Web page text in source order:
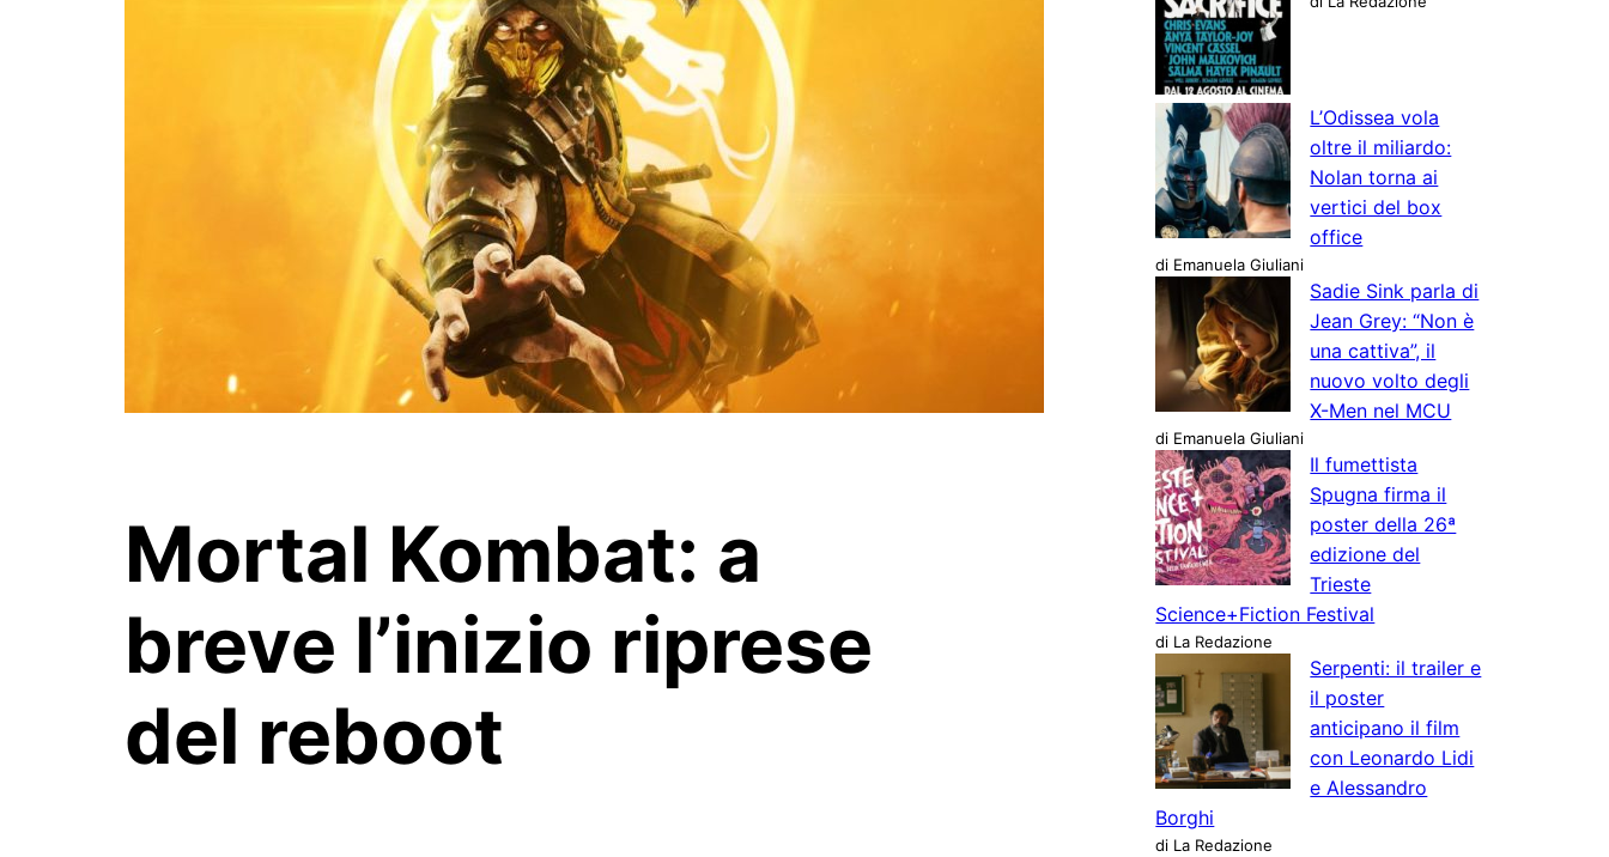
Mortal Kombat: a
breve l’inizio riprese
del reboot
L’Odissea vola
oltre il miliardo:
Nolan torna ai
vertici del box
office
di Emanuela Giuliani
Sadie Sink parla di
Jean Grey: “Non è
una cattiva”, il
nuovo volto degli
X-Men nel MCU
di Emanuela Giuliani
Il fumettista
Spugna firma il
poster della 26ª
edizione del
Trieste
Science+Fiction Festival
di La Redazione
Serpenti: il trailer e
il poster
anticipano il film
con Leonardo Lidi
e Alessandro
Borghi
di La Redazione